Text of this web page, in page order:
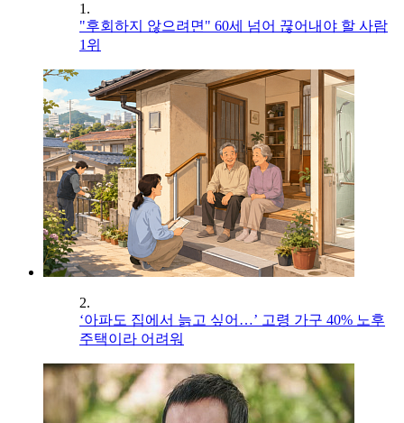
1.
"후회하지 않으려면" 60세 넘어 끊어내야 할 사람
1위
2.
‘아파도 집에서 늙고 싶어…’ 고령 가구 40% 노후
주택이라 어려워